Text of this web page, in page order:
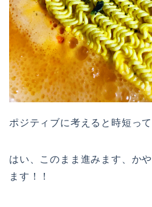
ポジティブに考えると時短っ
はい、このまま進みます、か
ます！！